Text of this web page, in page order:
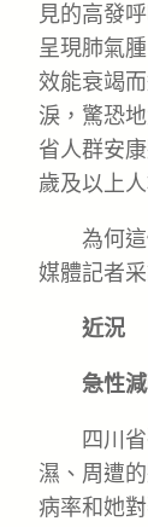
見的高發
呈現肺氣
效能衰竭
淚，驚恐
省人群安
歲及以上
為何
媒體記者
近況
急性
四川
濕、周遭
病率和她